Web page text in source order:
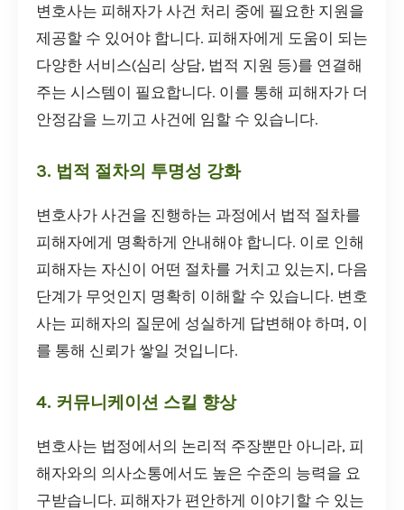
변호사는 피해자가 사건 처리 중에 필요한 지원을
제공할 수 있어야 합니다. 피해자에게 도움이 되는
다양한 서비스(심리 상담, 법적 지원 등)를 연결해
주는 시스템이 필요합니다. 이를 통해 피해자가 더
안정감을 느끼고 사건에 임할 수 있습니다.
3. 법적 절차의 투명성 강화
변호사가 사건을 진행하는 과정에서 법적 절차를
피해자에게 명확하게 안내해야 합니다. 이로 인해
피해자는 자신이 어떤 절차를 거치고 있는지, 다음
단계가 무엇인지 명확히 이해할 수 있습니다. 변호
사는 피해자의 질문에 성실하게 답변해야 하며, 이
를 통해 신뢰가 쌓일 것입니다.
4. 커뮤니케이션 스킬 향상
변호사는 법정에서의 논리적 주장뿐만 아니라, 피
해자와의 의사소통에서도 높은 수준의 능력을 요
구받습니다. 피해자가 편안하게 이야기할 수 있는